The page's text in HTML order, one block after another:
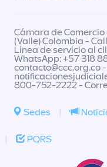
Cámara de Comercio
(Valle) Colombia -
Línea de servicio al
WhatsApp: +57 318
contacto@ccc.org.co
800-752-2222 -
Sedes |
| PQRS